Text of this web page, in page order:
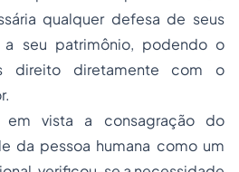
qualquer defesa de seus
a seu patrimônio, podendo o
direito diretamente com o
em vista a consagração do
da pessoa humana como um